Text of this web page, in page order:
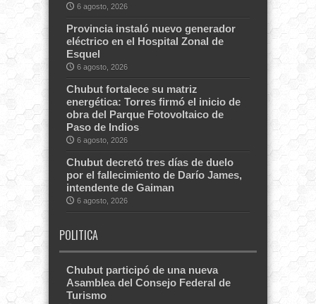
6 agosto, 2026
Provincia instaló nuevo generador
eléctrico en el Hospital Zonal de
Esquel
6 agosto, 2026
Chubut fortalece su matriz
energética: Torres firmó el inicio de
obra del Parque Fotovoltaico de
Paso de Indios
6 agosto, 2026
Chubut decretó tres días de duelo
por el fallecimiento de Darío James,
intendente de Gaiman
6 agosto, 2026
POLITICA
Chubut participó de una nueva
Asamblea del Consejo Federal de
Turismo